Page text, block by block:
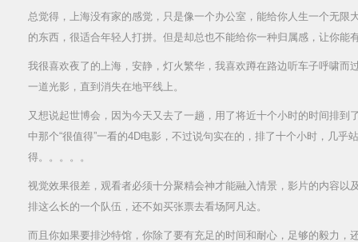
总觉得，上海没有家的感觉，只是像一个办公室，能给你人生一个无限
的东西，很适合年轻人打拼。但是却总也不能给你一种归属感，让你能
我很喜欢夜了的上海，安静，灯火繁华，我喜欢蹲在路边听车子呼啸而
一道光影，直到消失在地平线上。
又想说起世博会，因为今天又去了一趟，用了将近十个小时的时间排到
中那个“很值得”一看的4D电影，不过说句实在的，排了十个小时，几乎
得。。。。。
视觉效果很差，观看者必须十分聚精会神才能融入情景，影片的内容以
排这么长的一个队伍，还不如买张票去看场阿凡达。
而且你如果要排沙特馆，你除了要有充足的时间和耐心，足够的毅力，